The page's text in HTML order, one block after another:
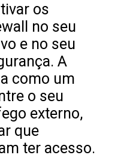
os
no seu
e no seu
A
como um
o seu
externo,
que
ter acesso.